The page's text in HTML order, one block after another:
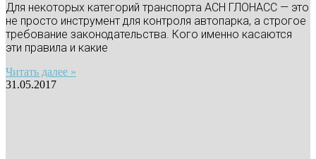
Для некоторых категорий транспорта АСН ГЛОНАСС — это
не просто инструмент для контроля автопарка, а строгое
требование законодательства. Кого именно касаются
эти правила и какие
Читать далее »
31.05.2017